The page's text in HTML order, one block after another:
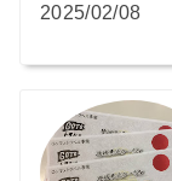
2025/02/08